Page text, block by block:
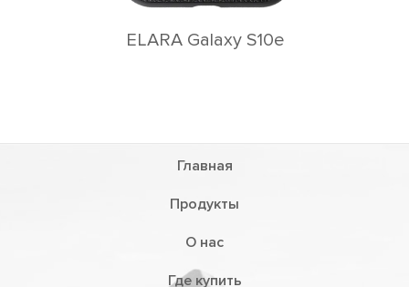
Главная
Продукты
О нас
Где купить